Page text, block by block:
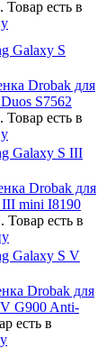
Товар есть в
Galaxy S
Drobak для
S7562
Товар есть в
Galaxy S III
Drobak для
III mini I8190
Товар есть в
Galaxy S V
Drobak для
V G900 Anti-
есть в